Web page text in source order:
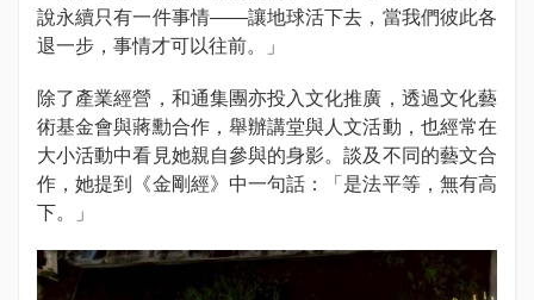
說永續只有一件事情——讓地球活下去，當我們彼此各
退一步，事情才可以往前。」
除了產業經營，和通集團亦投入文化推廣，透過文化藝
術基金會與蔣勳合作，舉辦講堂與人文活動，也經常在
大小活動中看見她親自參與的身影。談及不同的藝文合
作，她提到《金剛經》中一句話：「是法平等，無有高
下。」